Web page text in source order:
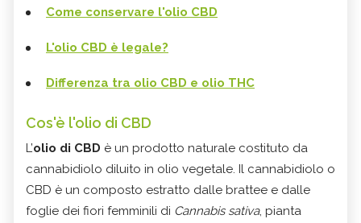
Come conservare l'olio CBD
L'olio CBD è legale?
Differenza tra olio CBD e olio THC
Cos'è l'olio di CBD
L’olio di CBD è un prodotto naturale costituto da
cannabidiolo diluito in olio vegetale. Il cannabidiolo o
CBD è un composto estratto dalle brattee e dalle
foglie dei fiori femminili di Cannabis sativa, pianta